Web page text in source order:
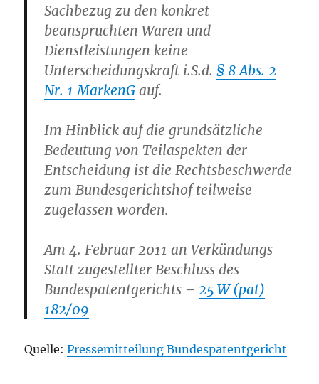
Sachbezug zu den konkret
beanspruchten Waren und
Dienstleistungen keine
Unterscheidungskraft i.S.d.§ 8 Abs. 2
Nr. 1 MarkenG auf.
Im Hinblick auf die grundsätzliche
Bedeutung von Teilaspekten der
Entscheidung ist die Rechtsbeschwerde
zum Bundesgerichtshof teilweise
zugelassen worden.
Am 4. Februar 2011 an Verkündungs
Statt zugestellter Beschluss des
Bundespatent­gerichts –25 W (pat)
182/09
Quelle:Pressemitteilung Bundespatentgericht